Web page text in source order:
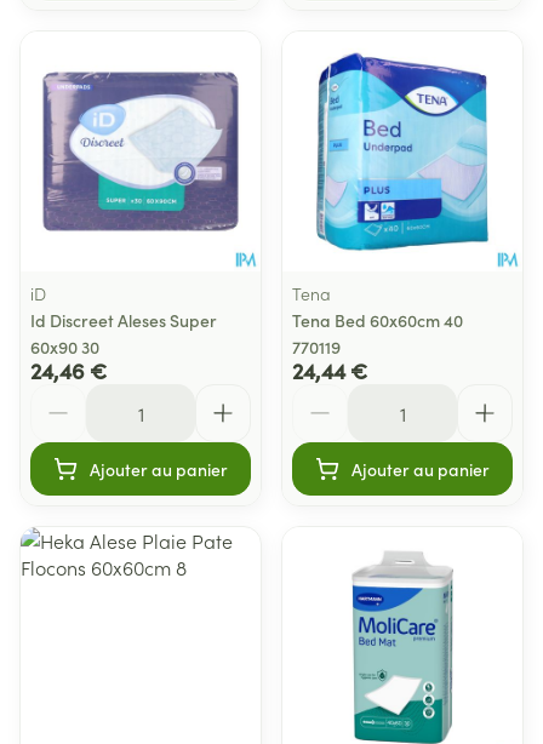
iD
Id Discreet Aleses Super
60x90 30
24,46 €
Ajouter au panier
Tena
Tena Bed 60x60cm 40
770119
24,44 €
Ajouter au panier